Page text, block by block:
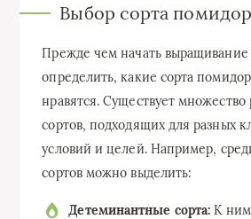
Выбор сорта
Прежде чем начать выращивание
определить, какие сорта
нравятся. Существует множество
сортов, подходящих для разных
условий и целей. Например,
сортов можно выделить:
Детеминантные сорта: К ним